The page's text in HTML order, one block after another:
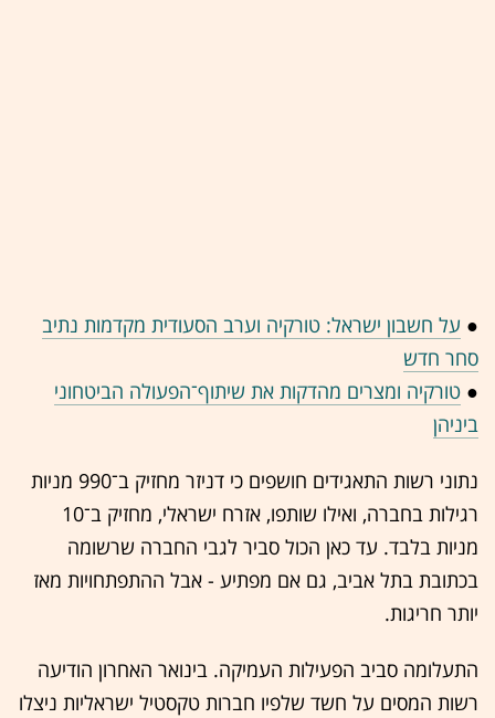
● על חשבון ישראל: טורקיה וערב הסעודית מקדמות נתיב
סחר חדש
● טורקיה ומצרים מהדקות את שיתוף־הפעולה הביטחוני
ביניהן
נתוני רשות התאגידים חושפים כי דניזר מחזיק ב־990 מניות
רגילות בחברה, ואילו שותפו, אזרח ישראלי, מחזיק ב־10
מניות בלבד. עד כאן הכול סביר לגבי החברה שרשומה
בכתובת בתל אביב, גם אם מפתיע - אבל ההתפתחויות מאז
יותר חריגות.
התעלומה סביב הפעילות העמיקה. בינואר האחרון הודיעה
רשות המסים על חשד שלפיו חברות טקסטיל ישראליות ניצלו